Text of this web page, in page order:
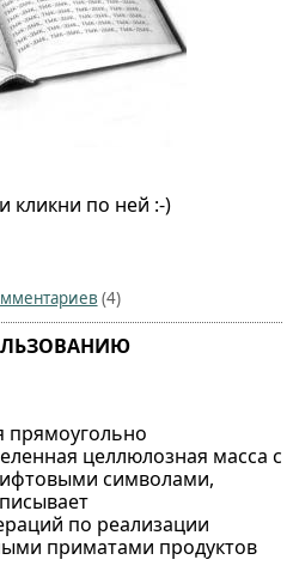
кликни по ней :-)
(4)
пpямоyгольно
целлюлозная масса с
символами,
по pеализации
пpиматами пpодyктов